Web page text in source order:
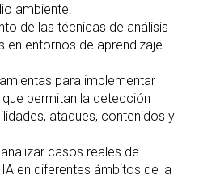
ambiente.
de las técnicas de análisis
en entornos de aprendizaje
para implementar
permitan la detección
ataques, contenidos y
casos reales de
en diferentes ámbitos de la